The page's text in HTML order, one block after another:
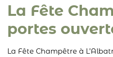
La Fête
portes
La Fête Champêtre à